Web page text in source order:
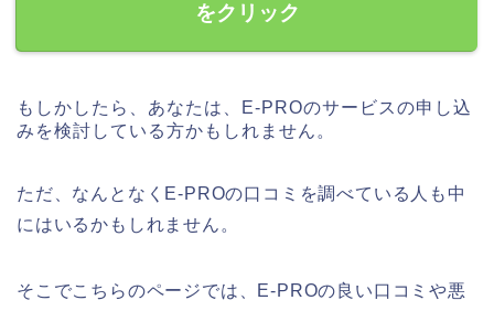
をクリック
もしかしたら、あなたは、E-PROのサービスの申し込
みを検討している方かもしれません。
ただ、なんとなくE-PROの口コミを調べている人も中
にはいるかもしれません。
そこでこちらのページでは、E-PROの良い口コミや悪